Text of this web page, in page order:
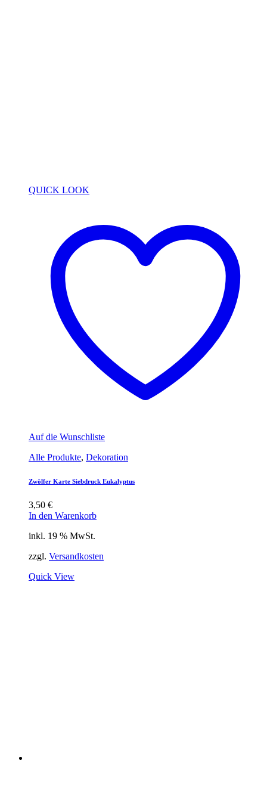
QUICK LOOK
Auf die Wunschliste
Alle Produkte, Dekoration
Zwölfer Karte Siebdruck Eukalyptus
3,50 €
In den Warenkorb
inkl. 19 % MwSt.
zzgl. Versandkosten
Quick View